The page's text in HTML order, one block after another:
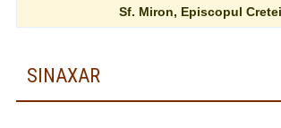
Sf. Miron, Episcopul Cretei
SINAXAR